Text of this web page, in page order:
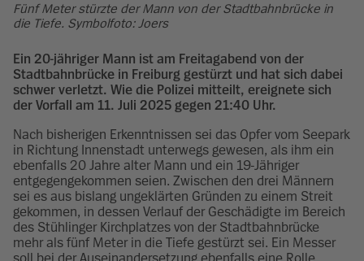
Fünf Meter stürzte der Mann von der Stadtbahnbrücke in
die Tiefe. Symbolfoto: Joers
Ein 20-jähriger Mann ist am Freitagabend von der
Stadtbahnbrücke in Freiburg gestürzt und hat sich dabei
schwer verletzt. Wie die Polizei mitteilt, ereignete sich
der Vorfall am 11. Juli 2025 gegen 21:40 Uhr.
Nach bisherigen Erkenntnissen sei das Opfer vom Seepark
in Richtung Innenstadt unterwegs gewesen, als ihm ein
ebenfalls 20 Jahre alter Mann und ein 19-Jähriger
entgegengekommen seien. Zwischen den drei Männern
sei es aus bislang ungeklärten Gründen zu einem Streit
gekommen, in dessen Verlauf der Geschädigte im Bereich
des Stühlinger Kirchplatzes von der Stadtbahnbrücke
mehr als fünf Meter in die Tiefe gestürzt sei. Ein Messer